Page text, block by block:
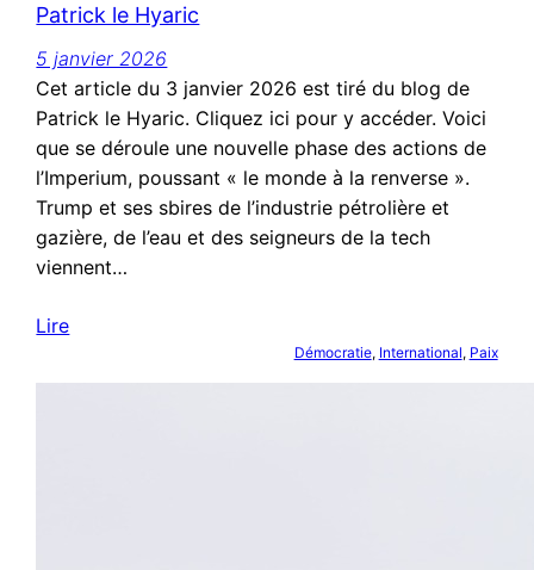
Patrick le Hyaric
5 janvier 2026
Cet article du 3 janvier 2026 est tiré du blog de
Patrick le Hyaric. Cliquez ici pour y accéder. Voici
que se déroule une nouvelle phase des actions de
l’Imperium, poussant « le monde à la renverse ».
Trump et ses sbires de l’industrie pétrolière et
gazière, de l’eau et des seigneurs de la tech
viennent…
Lire
Démocratie, International, Paix